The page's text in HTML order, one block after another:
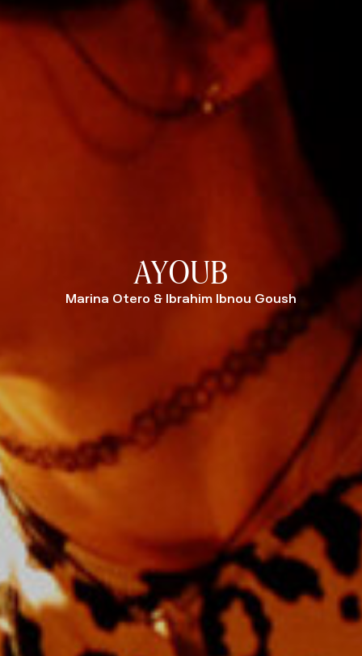
AYOUB
Marina Otero & Ibrahim Ibnou Goush